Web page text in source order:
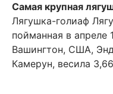
Самая крупная
Лягушка-голиаф
пойманная в апреле
Вашингтон, США,
Камерун, весила